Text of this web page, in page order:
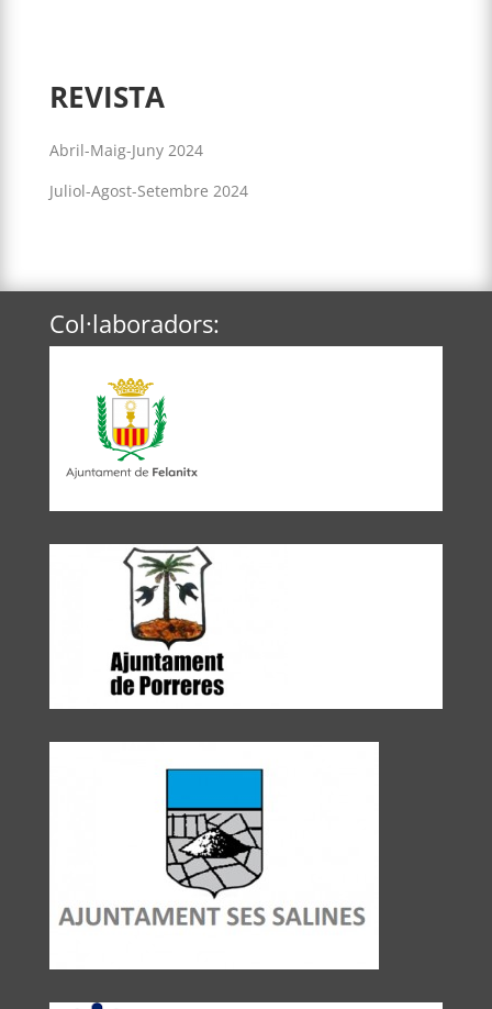
REVISTA
Abril-Maig-Juny 2024
Juliol-Agost-Setembre 2024
Col·laboradors: